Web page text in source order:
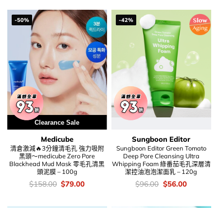
-50%
Clearance Sale
Medicube
清倉激減🔥3分鐘清毛孔 強力吸附
黑頭～medicube Zero Pore
Blackhead Mud Mask 零毛孔清黑
頭泥膜 – 100g
價
$158.00 Original
$158.00.
$79.00Current
$79.00.
-42%
Sungboon Editor
Sungboon Editor Green Tomato
Deep Pore Cleansing Ultra
Whipping Foam 綠番茄毛孔深層清
潔控油泡泡潔面乳 – 120g
價
$96.00 Original
$96.00.
$56.00Current
$56.00.